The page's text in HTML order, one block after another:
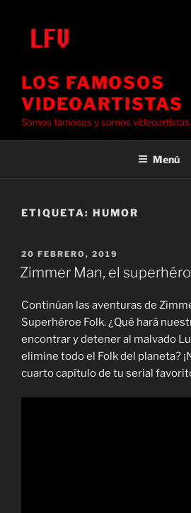
contenido
LOS FAMOSOS
VIDEOARTISTAS
Somos famosos y somos videoartistas
Menú
ETIQUETA: HUMOR
PUBLICADO
EL
20 FEBRERO, 2019
Zimmer Man, el
Continúan las aventuras de
Superhéroe Folk. ¿Qué hará
encontrar y detener al malvado
elimine todo el Folk del planeta?
cuarto capítulo de tu serial